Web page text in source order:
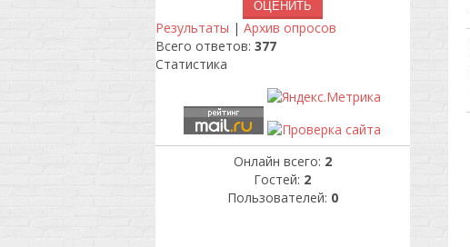
Результаты | Архив опросов
Всего ответов: 377
Статистика
Онлайн всего: 2
Гостей: 2
Пользователей: 0